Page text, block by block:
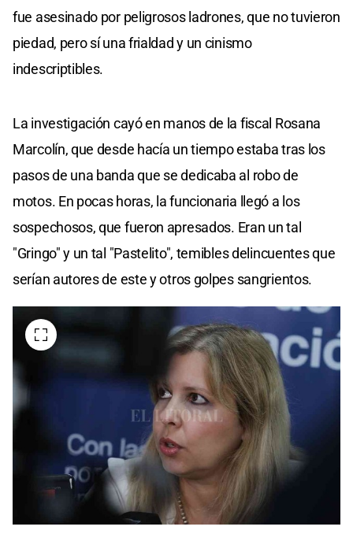
fue asesinado por peligrosos ladrones, que no tuvieron
piedad, pero sí una frialdad y un cinismo
indescriptibles.
La investigación cayó en manos de la fiscal Rosana
Marcolín, que desde hacía un tiempo estaba tras los
pasos de una banda que se dedicaba al robo de
motos. En pocas horas, la funcionaria llegó a los
sospechosos, que fueron apresados. Eran un tal
"Gringo" y un tal "Pastelito", temibles delincuentes que
serían autores de este y otros golpes sangrientos.